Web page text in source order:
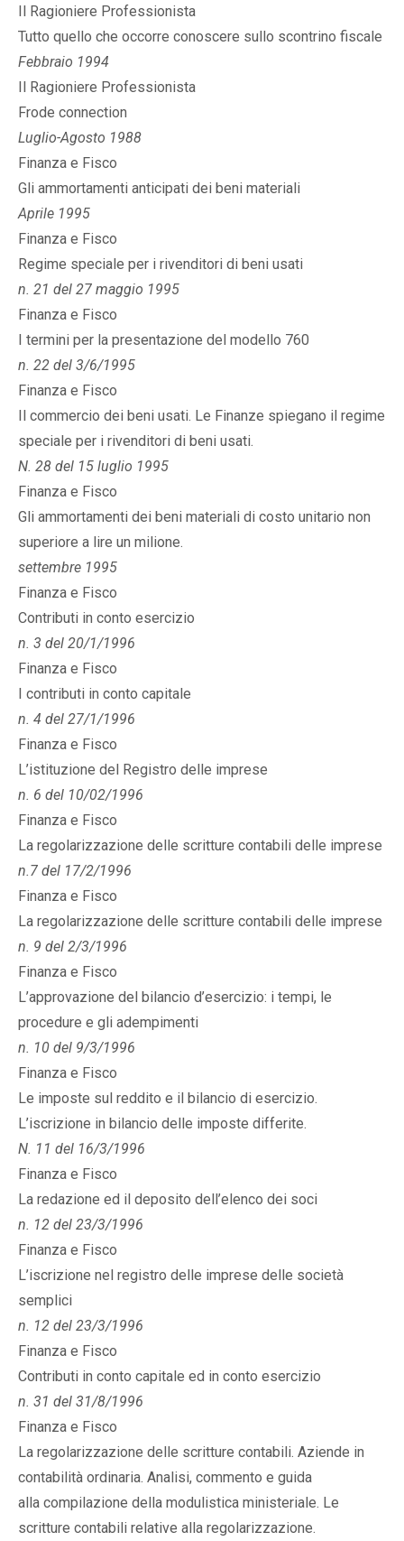
Il Ragioniere Professionista
Tutto quello che occorre conoscere sullo scontrino fiscale
Febbraio 1994
Il Ragioniere Professionista
Frode connection
Luglio-Agosto 1988
Finanza e Fisco
Gli ammortamenti anticipati dei beni materiali
Aprile 1995
Finanza e Fisco
Regime speciale per i rivenditori di beni usati
n. 21 del 27 maggio 1995
Finanza e Fisco
I termini per la presentazione del modello 760
n. 22 del 3/6/1995
Finanza e Fisco
Il commercio dei beni usati. Le Finanze spiegano il regime
speciale per i rivenditori di beni usati.
N. 28 del 15 luglio 1995
Finanza e Fisco
Gli ammortamenti dei beni materiali di costo unitario non
superiore a lire un milione.
settembre 1995
Finanza e Fisco
Contributi in conto esercizio
n. 3 del 20/1/1996
Finanza e Fisco
I contributi in conto capitale
n. 4 del 27/1/1996
Finanza e Fisco
L’istituzione del Registro delle imprese
n. 6 del 10/02/1996
Finanza e Fisco
La regolarizzazione delle scritture contabili delle imprese
n.7 del 17/2/1996
Finanza e Fisco
La regolarizzazione delle scritture contabili delle imprese
n. 9 del 2/3/1996
Finanza e Fisco
L’approvazione del bilancio d’esercizio: i tempi, le
procedure e gli adempimenti
n. 10 del 9/3/1996
Finanza e Fisco
Le imposte sul reddito e il bilancio di esercizio.
L’iscrizione in bilancio delle imposte differite.
N. 11 del 16/3/1996
Finanza e Fisco
La redazione ed il deposito dell’elenco dei soci
n. 12 del 23/3/1996
Finanza e Fisco
L’iscrizione nel registro delle imprese delle società
semplici
n. 12 del 23/3/1996
Finanza e Fisco
Contributi in conto capitale ed in conto esercizio
n. 31 del 31/8/1996
Finanza e Fisco
La regolarizzazione delle scritture contabili. Aziende in
contabilità ordinaria. Analisi, commento e guida
alla compilazione della modulistica ministeriale. Le
scritture contabili relative alla regolarizzazione.